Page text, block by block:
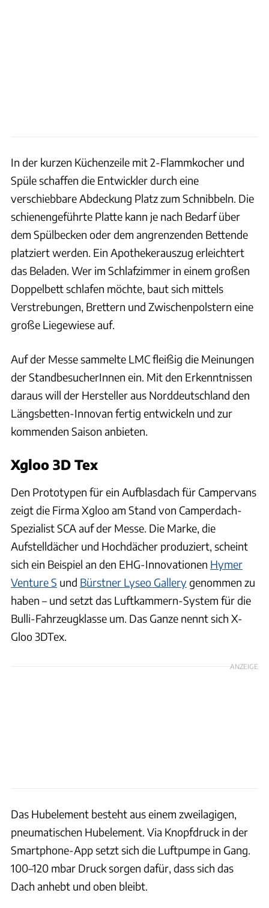
In der kurzen Küchenzeile mit 2-Flammkocher und
Spüle schaffen die Entwickler durch eine
verschiebbare Abdeckung Platz zum Schnibbeln. Die
schienengeführte Platte kann je nach Bedarf über
dem Spülbecken oder dem angrenzenden Bettende
platziert werden. Ein Apothekerauszug erleichtert
das Beladen. Wer im Schlafzimmer in einem großen
Doppelbett schlafen möchte, baut sich mittels
Verstrebungen, Brettern und Zwischenpolstern eine
große Liegewiese auf.
Auf der Messe sammelte LMC fleißig die Meinungen
der StandbesucherInnen ein. Mit den Erkenntnissen
daraus will der Hersteller aus Norddeutschland den
Längsbetten-Innovan fertig entwickeln und zur
kommenden Saison anbieten.
Xgloo 3D Tex
Den Prototypen für ein Aufblasdach für Campervans
zeigt die Firma Xgloo am Stand von Camperdach-
Spezialist SCA auf der Messe. Die Marke, die
Aufstelldächer und Hochdächer produziert, scheint
sich ein Beispiel an den EHG-Innovationen Hymer
Venture S und Bürstner Lyseo Gallerygenommen zu
haben – und setzt das Luftkammern-System für die
Bulli-Fahrzeugklasse um. Das Ganze nennt sich X-
Gloo 3DTex.
ANZEIGE
Das Hubelement besteht aus einem zweilagigen,
pneumatischen Hubelement. Via Knopfdruck in der
Smartphone-App setzt sich die Luftpumpe in Gang.
100–120 mbar Druck sorgen dafür, dass sich das
Dach anhebt und oben bleibt.